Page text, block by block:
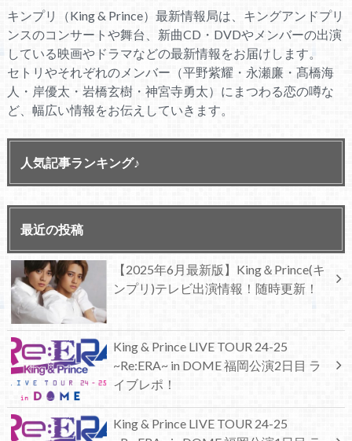
キンプリ（King & Prince）最新情報局は、キングアンドプリ
ンスのコンサートや舞台、新曲CD・DVDやメンバーの出演
している映画やドラマなどの最新情報をお届けします。
セトリやそれぞれのメンバー（平野紫耀・永瀬廉・髙橋海
人・岸優太・岩橋玄樹・神宮寺勇太）にまつわる恋の噂な
ど、幅広い情報をお伝えしていきます。
人気記事ランキング♪
最近の投稿
【2025年6月最新版】King＆Prince(キ
ンプリ)テレビ出演情報！随時更新！
King & Prince LIVE TOUR 24-25
~Re:ERA~ in DOME 福岡公演2日目 ラ
イブレポ！
King & Prince LIVE TOUR 24-25